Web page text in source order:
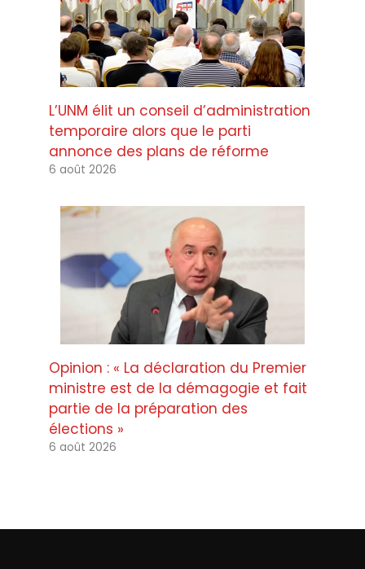
L’UNM élit un conseil d’administration
temporaire alors que le parti
annonce des plans de réforme
6 août 2026
Opinion : « La déclaration du Premier
ministre est de la démagogie et fait
partie de la préparation des
élections »
6 août 2026